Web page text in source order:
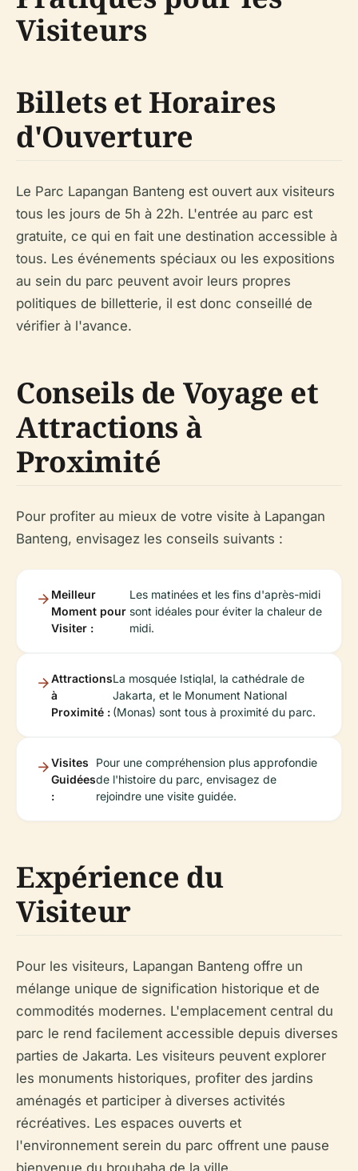
Visiteurs
Billets et Horaires
d'Ouverture
Le Parc Lapangan Banteng est ouvert aux visiteurs
tous les jours de 5h à 22h. L'entrée au parc est
gratuite, ce qui en fait une destination accessible à
tous. Les événements spéciaux ou les expositions
au sein du parc peuvent avoir leurs propres
politiques de billetterie, il est donc conseillé de
vérifier à l'avance.
Conseils de Voyage et
Attractions à
Proximité
Pour profiter au mieux de votre visite à Lapangan
Banteng, envisagez les conseils suivants :
Meilleur
Moment pour
Visiter :
Les matinées et les fins d'après-midi
sont idéales pour éviter la chaleur de
midi.
Attractions
à
Proximité :
La mosquée Istiqlal, la cathédrale de
Jakarta, et le Monument National
(Monas) sont tous à proximité du parc.
Visites
Guidées
:
Pour une compréhension plus approfondie
de l'histoire du parc, envisagez de
rejoindre une visite guidée.
Expérience du
Visiteur
Pour les visiteurs, Lapangan Banteng offre un
mélange unique de signification historique et de
commodités modernes. L'emplacement central du
parc le rend facilement accessible depuis diverses
parties de Jakarta. Les visiteurs peuvent explorer
les monuments historiques, profiter des jardins
aménagés et participer à diverses activités
récréatives. Les espaces ouverts et
l'environnement serein du parc offrent une pause
bienvenue du brouhaha de la ville.